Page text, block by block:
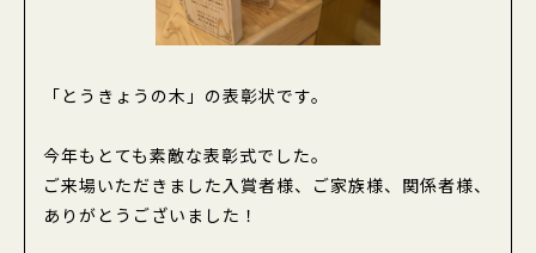
少年団の結成について
伝えたい東京のみどり写真コンテスト
緑の募金申請システム
「とうきょうの木」の表彰状です。
今年もとても素敵な表彰式でした。
ご来場いただきました入賞者様、ご家族様、関係者様、
ありがとうございました！